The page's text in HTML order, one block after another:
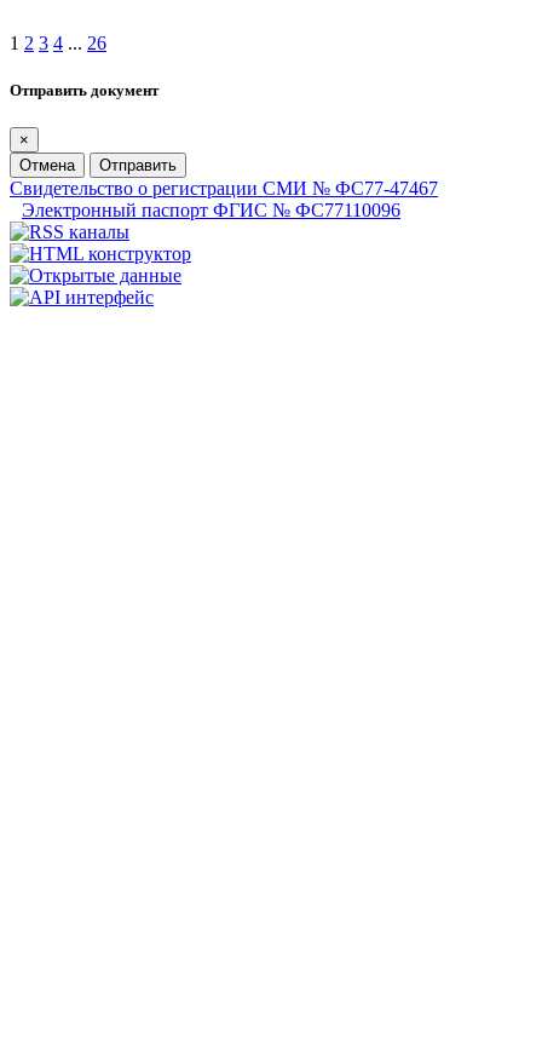
1 2 3 4 ... 26
Отправить документ
×
Отмена
Отправить
Свидетельство о регистрации СМИ № ФС77-47467
Электронный паспорт ФГИС № ФС77110096